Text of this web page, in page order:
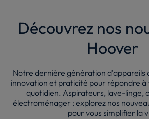
Découvrez nos
Hoover
Notre dernière génération
innovation et praticité pour répondre à
quotidien. Aspirateurs, lave-linge,
électroménager : explorez nos
pour vous simplifier la